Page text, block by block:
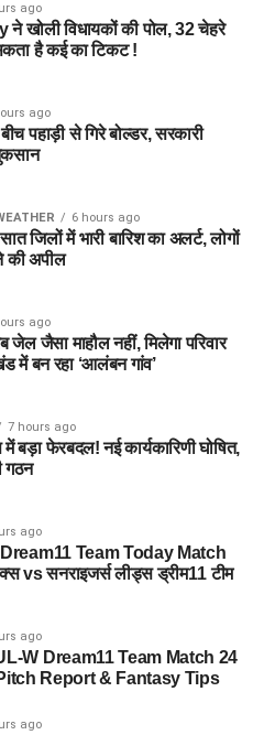
ago
खोली विधायकों की पोल, 32 चेहरे
है कई का टिकट !
ago
पहाड़ी से गिरे बोल्डर, सरकारी
6 hours ago
जिलों में भारी बारिश का अलर्ट, लोगों
की अपील
ago
जेल जैसा माहौल नहीं, मिलेगा परिवार
में बन रहा ‘आलंबन गांव’
7 hours ago
बड़ा फेरबदल! नई कार्यकारिणी घोषित,
गठन
ago
Team Today Match
vs सनराइजर्स लीड्स ड्रीम11 टीम
ago
W Dream11 Team Match 24
Report & Fantasy Tips
ago